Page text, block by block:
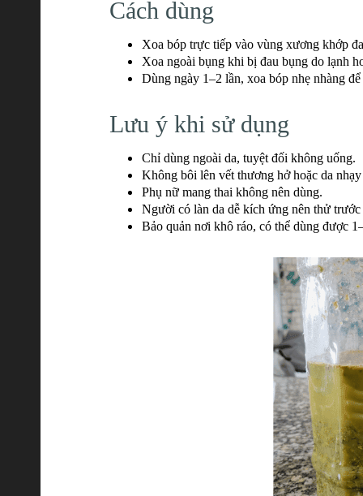
Cách dùng
Xoa bóp trực tiếp vào vùng xương khớp
Xoa ngoài bụng khi bị đau bụng do lạnh
Dùng ngày 1–2 lần, xoa bóp nhẹ nhàng
Lưu ý khi sử dụng
Chỉ dùng ngoài da, tuyệt đối không uống.
Không bôi lên vết thương hở hoặc da
Phụ nữ mang thai không nên dùng.
Người có làn da dễ kích ứng nên thử
Bảo quản nơi khô ráo, có thể dùng được